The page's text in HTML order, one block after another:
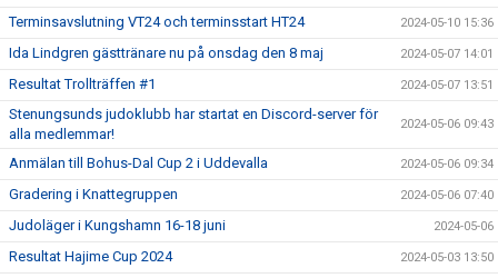
Terminsavslutning VT24 och terminsstart HT24 2024-05-10 15:36
Ida Lindgren gästtränare nu på onsdag den 8 maj 2024-05-07 14:01
Resultat Trollträffen #1 2024-05-07 13:51
Stenungsunds judoklubb har startat en Discord-server för
alla medlemmar!
2024-05-06 09:43
Anmälan till Bohus-Dal Cup 2 i Uddevalla 2024-05-06 09:34
Gradering i Knattegruppen 2024-05-06 07:40
Judoläger i Kungshamn 16-18 juni 2024-05-06
Resultat Hajime Cup 2024 2024-05-03 13:50